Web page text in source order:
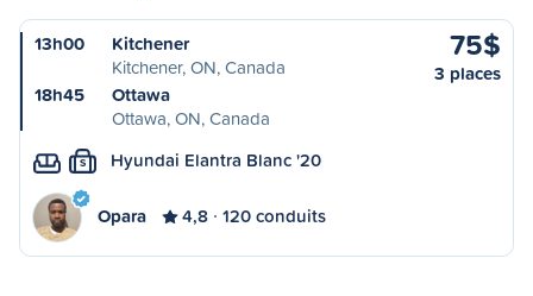
13h00
Kitchener
Kitchener, ON, Canada
18h45
Ottawa
Ottawa, ON, Canada
75$
3 places
S Hyundai Elantra Blanc '20
Opara 4,8 120 conduits